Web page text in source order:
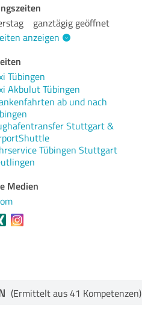
ganztägig geöffnet
anzeigen
Tübingen
Akbulut Tübingen
ab und nach
Stuttgart &
Tübingen Stuttgart
Medien
(Ermittelt aus 41 Kompetenzen)